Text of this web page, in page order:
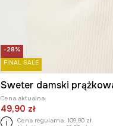
-28%
FINAL SALE
Sweter damski
Cena aktualna:
49,90 zł
Cena regularna: 109,90 zł